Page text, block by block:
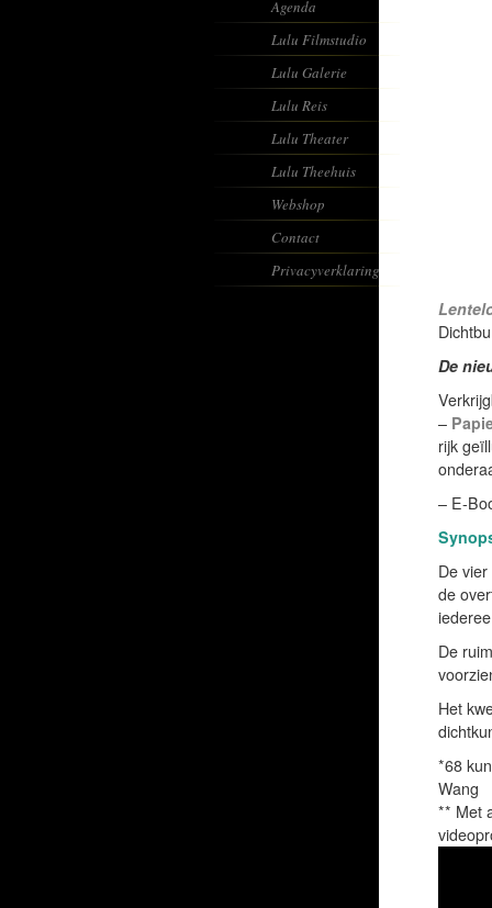
Agenda
Lulu Filmstudio
Lulu Galerie
Lulu Reis
Lulu Theater
Lulu Theehuis
Webshop
Contact
Privacyverklaring
De
–
rijk
– E-
De
de
De
Het
*68
Wang
** Met